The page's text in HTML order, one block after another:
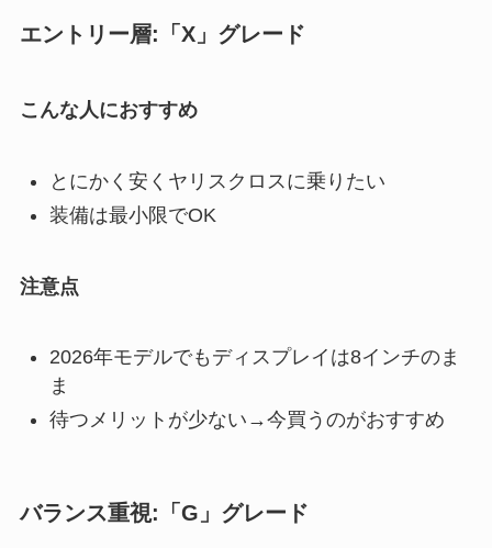
エントリー層:「X」グレード
こんな人におすすめ
とにかく安くヤリスクロスに乗りたい
装備は最小限でOK
注意点
2026年モデルでもディスプレイは8インチのま
ま
待つメリットが少ない→今買うのがおすすめ
バランス重視:「G」グレード